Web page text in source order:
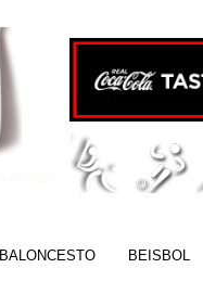
BALONCESTO BEISBOL